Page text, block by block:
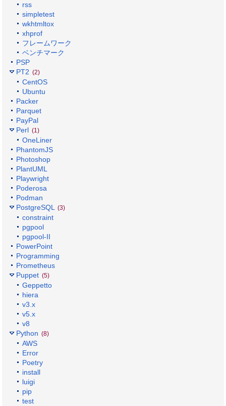
rss
simpletest
wkhtmltox
xhprof
フレームワーク
ベンチマーク
PSP
PT2 (2)
CentOS
Ubuntu
Packer
Parquet
PayPal
Perl (1)
OneLiner
PhantomJS
Photoshop
PlantUML
Playwright
Poderosa
Podman
PostgreSQL (3)
constraint
pgpool
pgpool-II
PowerPoint
Programming
Prometheus
Puppet (5)
Geppetto
hiera
v3.x
v5.x
v8
Python (8)
AWS
Error
Poetry
install
luigi
pip
test